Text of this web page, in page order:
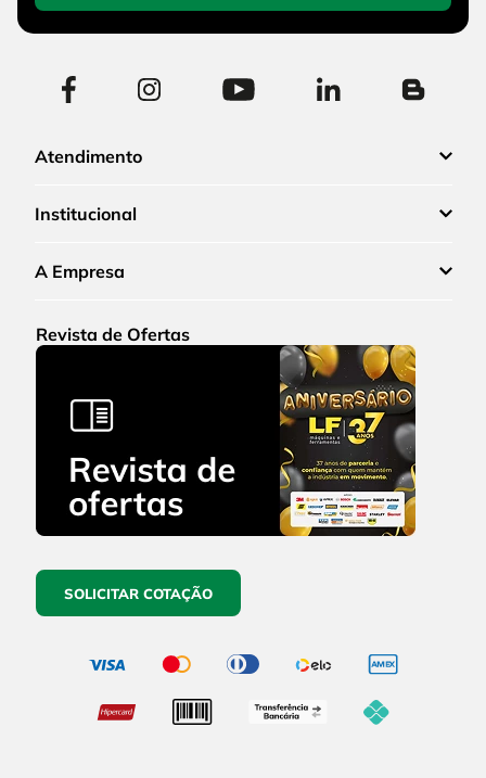
Atendimento
Institucional
A Empresa
Revista de Ofertas
SOLICITAR COTAÇÃO